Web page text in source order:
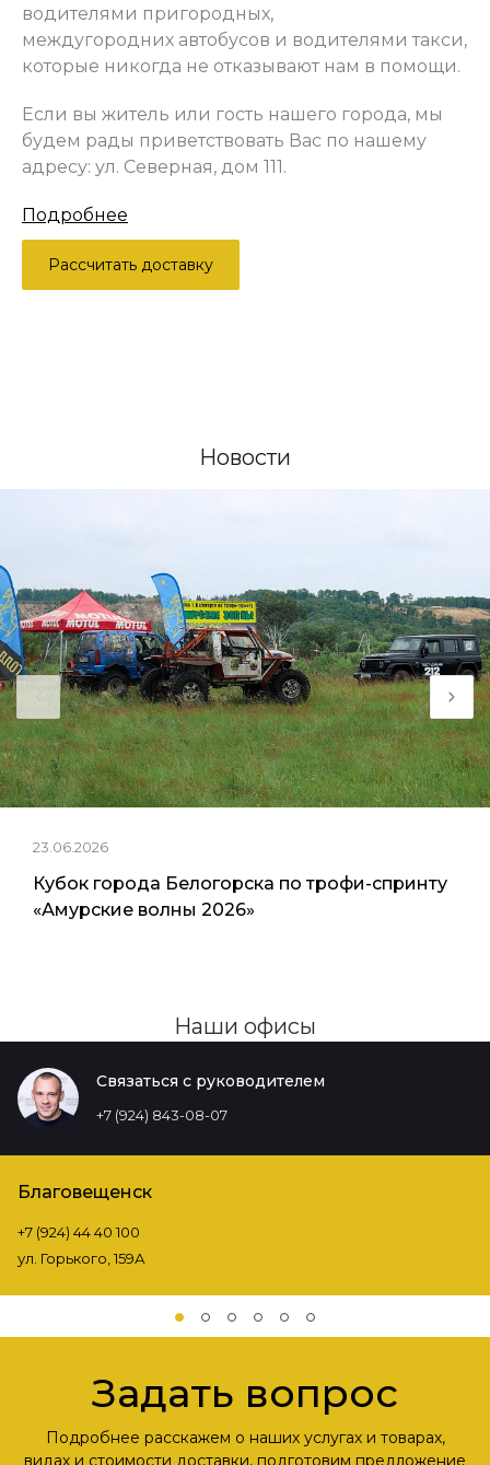
водителями пригородных,
междугородних автобусов и водителями такси,
которые никогда не отказывают нам в помощи.
Если вы житель или гость нашего города, мы
будем рады приветствовать Вас по нашему
адресу: ул. Северная, дом 111.
Подробнее
Рассчитать доставку
Новости
23.06.2026
Кубок города Белогорска по трофи-спринту
«Амурские волны 2026»
Наши офисы
Связаться с руководителем
+7 (924) 843-08-07
Благовещенск
+7 (924) 44 40 100
ул. Горького, 159А
Задать вопрос
Подробнее расскажем о наших услугах и товарах,
видах и стоимости доставки, подготовим предложение